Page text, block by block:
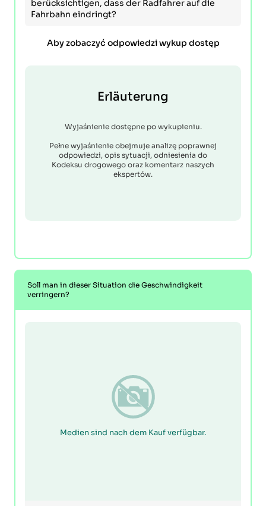
berücksichtigen, dass der Radfahrer auf die
Fahrbahn eindringt?
Aby zobaczyć odpowiedzi wykup dostęp
Erläuterung
Wyjaśnienie dostępne po wykupieniu.
Pełne wyjaśnienie obejmuje analizę poprawnej
odpowiedzi, opis sytuacji, odniesienia do
Kodeksu drogowego oraz komentarz naszych
ekspertów.
Soll man in dieser Situation die Geschwindigkeit
verringern?
Medien sind nach dem Kauf verfügbar.